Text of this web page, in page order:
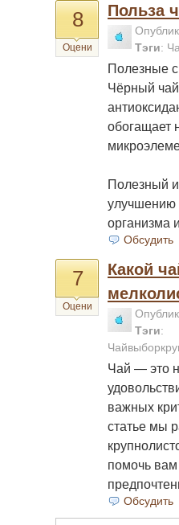
8
Оцени
Польза
Тэги:
Полезные
Чёрный
обогащает
Полезный
улучшению
организма
Обсудить
7
Оцени
Какой
Тэги:
Чай — это
важных
статье мы
помочь
Обсудить